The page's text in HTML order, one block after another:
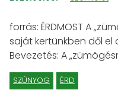
forrás: ÉRDMOST A
saját kertünkben dől
Bevezetés: A
SZÚNYOG ÉRD